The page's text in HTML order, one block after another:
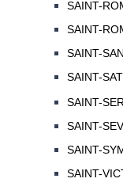
SAINT-
SAINT-
SAINT-
SAINT-
SAINT-
SAINT-
SAINT-
SAINT-